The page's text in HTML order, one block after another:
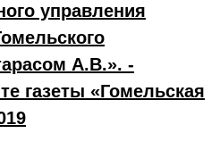
управления
А.В.». -
газеты «Гомельская